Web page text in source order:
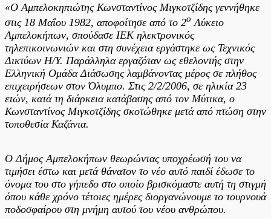
«Ο Αμπελοκηπιώτης Κωνσταντίνος Μιγκοτζίδης γεννήθηκε
στις 18 Μαΐου 1982, αποφοίτησε από το 2ο Λύκειο
Αμπελοκήπων, σπούδασε ΙΕΚ ηλεκτρονικός
τηλεπικοινωνιών και στη συνέχεια εργάστηκε ως Τεχνικός
Δικτύων Η/Υ. Παράλληλα εργαζόταν ως εθελοντής στην
Ελληνική Ομάδα Διάσωσης λαμβάνοντας μέρος σε πλήθος
επιχειρήσεων στον Όλυμπο. Στις 2/2/2006, σε ηλικία 23
ετών, κατά τη διάρκεια κατάβασης από τον Μύτικα, ο
Κωνσταντίνος Μιγκοτζίδης σκοτώθηκε μετά από πτώση στην
τοποθεσία Καζάνια.
Ο Δήμος Αμπελοκήπων θεωρώντας υποχρέωσή του να
τιμήσει έστω και μετά θάνατον το νέο αυτό παιδί έδωσε το
όνομα του στο γήπεδο στο οποίο βρισκόμαστε αυτή τη στιγμή
όπου κάθε χρόνο τέτοιες ημέρες διοργανώνουμε το τουρνουά
ποδοσφαίρου στη μνήμη αυτού του νέου ανθρώπου.